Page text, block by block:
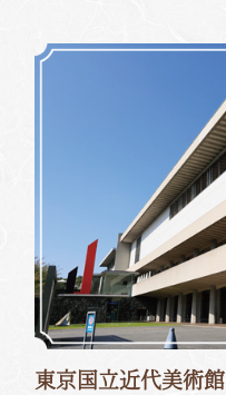
東京国立近代美術館